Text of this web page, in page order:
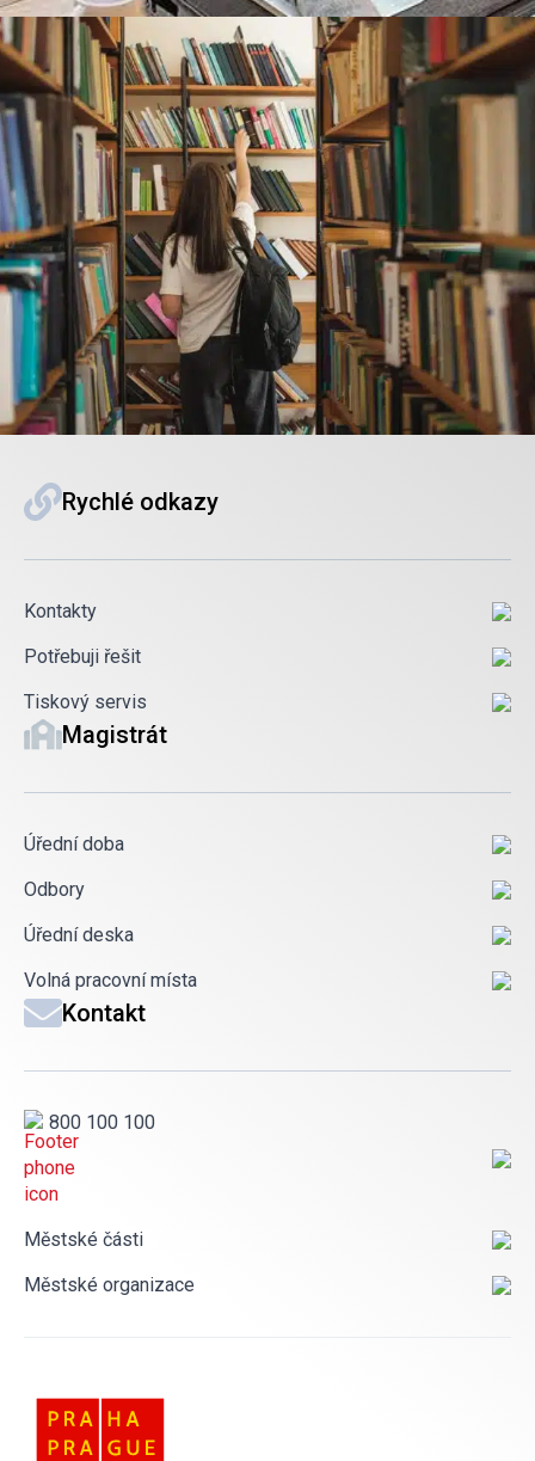
Rychlé odkazy
Kontakty
Potřebuji řešit
Tiskový servis
Magistrát
Úřední doba
Odbory
Úřední deska
Volná pracovní místa
Kontakt
800 100 100
Městské části
Městské organizace